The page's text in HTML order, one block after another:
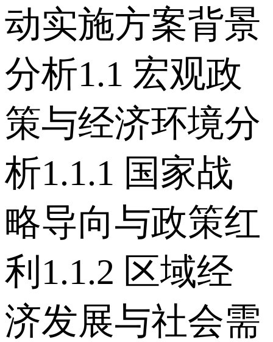
动实施方案背景
分析 1.1 宏观政
策与经济环境分
析 1.1.1 国家战
略导向与政策红
利 1.1.2 区域经
济发展与社会需